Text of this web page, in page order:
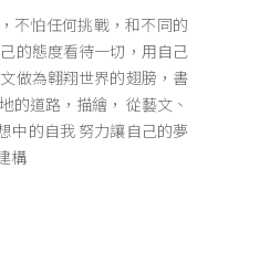
不怕任何挑戰，和不同的
的態度看待一切，用自己
做為翱翔世界的翅膀，書
的道路，描繪， 從藝文、
中的自我 努力讓自己的夢
構